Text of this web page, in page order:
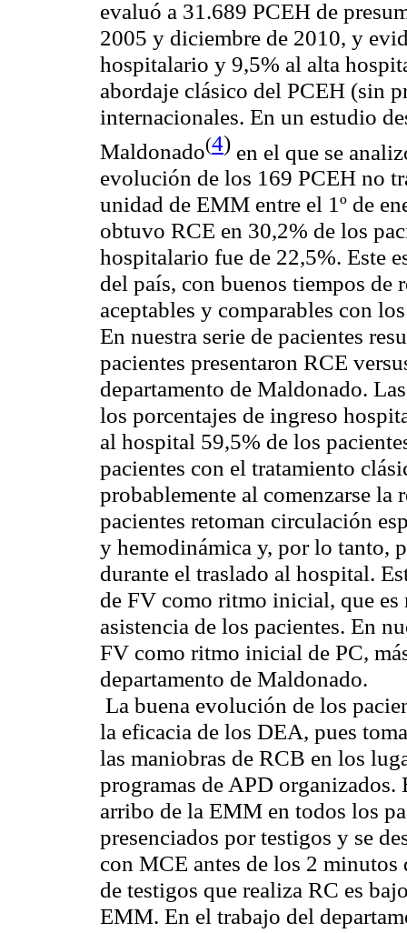
evaluó a 31.689 PCEH de
2005 y diciembre de 2010, y
hospitalario y 9,5% al alta
abordaje clásico del PCEH (sin
internacionales. En un estudio
Maldonado(4) en el que se
evolución de los 169 PCEH no
unidad de EMM entre el 1º de
obtuvo RCE en 30,2% de los
hospitalario fue de 22,5%. Este
del país, con buenos tiempos de
aceptables y comparables con
En nuestra serie de pacientes
pacientes presentaron RCE
departamento de Maldonado.
los porcentajes de ingreso
al hospital 59,5% de los
pacientes con el tratamiento
probablemente al comenzarse la
pacientes retoman circulación
y hemodinámica y, por lo tanto,
durante el traslado al hospital.
de FV como ritmo inicial, que es
asistencia de los pacientes. En
FV como ritmo inicial de PC,
departamento de Maldonado.
La buena evolución de los
la eficacia de los DEA, pues
las maniobras de RCB en los
programas de APD organizados.
arribo de la EMM en todos los
presenciados por testigos y se
con MCE antes de los 2
de testigos que realiza RC es
EMM. En el trabajo del